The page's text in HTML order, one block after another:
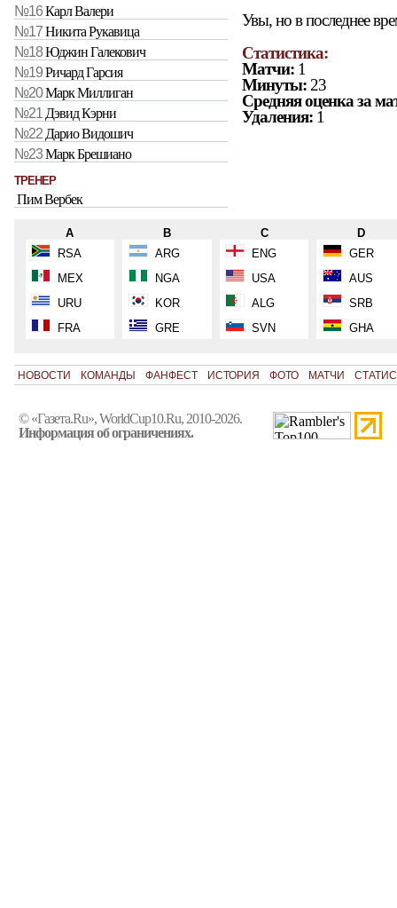
№16Карл Валери
№17Никита Рукавица
№18Юджин Галекович
№19Ричард Гарсия
№20Марк Миллиган
№21 Дэвид Кэрни
№22 Дарио Видошич
№23Марк Брешиано
ТРЕНЕР
Пим Вербек
Увы, но в последнее
Статистика:
Матчи: 1
Минуты: 23
Средняя оценка за
Удаления: 1
A
RSA
MEX
URU
FRA
B
ARG
NGA
KOR
GRE
C
ENG
USA
ALG
SVN
D
GER
AUS
SRB
GHA
НОВОСТИ КОМАНДЫ ФАНФЕСТ ИСТОРИЯ ФОТО МАТЧИ
© «Газета.Ru», WorldCup10.Ru, 2010-2026.
Информация об ограничениях.